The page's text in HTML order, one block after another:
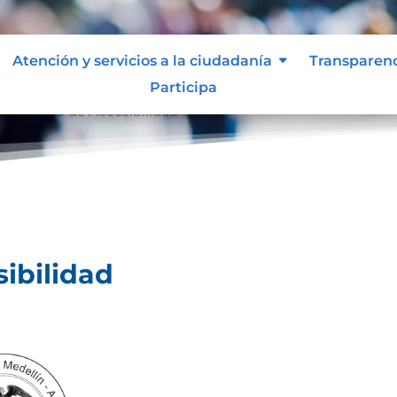
Atención y servicios a la ciudadanía
Participa